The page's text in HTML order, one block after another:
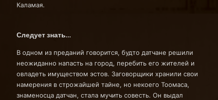
Каламая.
Следует знать…
В одном из преданий говорится, будто датчане решили
неожиданно напасть на город, перебить его жителей и
овладеть имуществом эстов. Заговорщики хранили свои
намерения в строжайшей тайне, но некоего Тоомаса,
знаменосца датчан, стала мучить совесть. Он выдал